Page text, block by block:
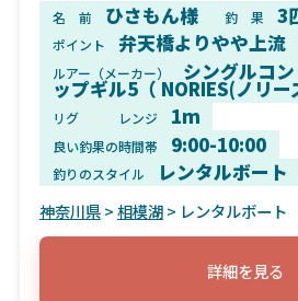
名 前 ひさもん様 釣 果 3
ポイント 弁天橋よりやや上流
ルアー（メーカー） シングルコ
ップギル5（ NORIES(ノリー
リグ レンジ 1m
良い釣果の時間帯 9:00-10:00
釣りのスタイル レンタルボート
神奈川県>相模湖> レンタルボート
詳細を見る